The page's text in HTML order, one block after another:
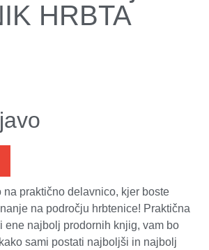
HRBTA
praktično delavnico, kjer boste
na področju hrbtenice! Praktična
ene najbolj prodornih knjig, vam bo
sami postati najboljši in najbolj